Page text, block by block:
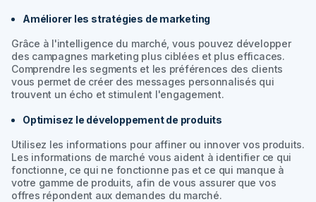
Améliorer les stratégies de marketing
Grâce à l'intelligence du marché, vous pouvez développer
des campagnes marketing plus ciblées et plus efficaces.
Comprendre les segments et les préférences des clients
vous permet de créer des messages personnalisés qui
trouvent un écho et stimulent l'engagement.
Optimisez le développement de produits
Utilisez les informations pour affiner ou innover vos produits.
Les informations de marché vous aident à identifier ce qui
fonctionne, ce qui ne fonctionne pas et ce qui manque à
votre gamme de produits, afin de vous assurer que vos
offres répondent aux demandes du marché.